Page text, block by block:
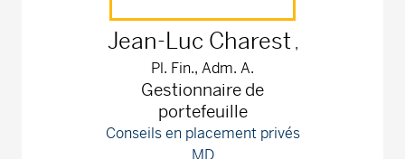
Jean-Luc Charest ,
Pl. Fin., Adm. A.
Gestionnaire de
portefeuille
Conseils en placement privés
MD